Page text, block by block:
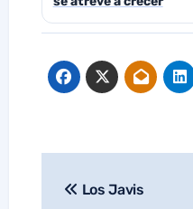
Navegación
Los Javis